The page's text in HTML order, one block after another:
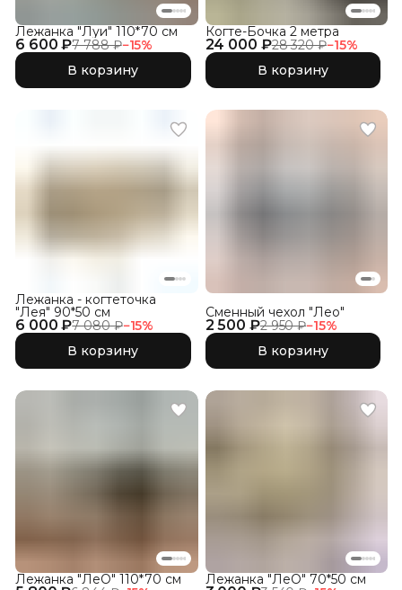
6 600 ₽7 788 ₽−15%
Лежанка "Луи" 110*70 см
В корзину
24 000 ₽28 320 ₽−15%
Когте-Бочка 2 метра
В корзину
6 000 ₽7 080 ₽−15%
Лежанка - когтеточка
"Лея" 90*50 см
В корзину
2 500 ₽2 950 ₽−15%
Сменный чехол "Лео"
В корзину
Лежанка "ЛеО" 110*70 см Лежанка "ЛеО" 70*50 см